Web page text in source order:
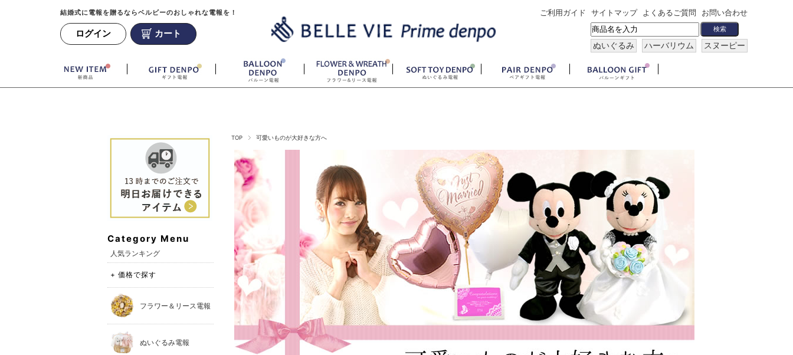
結婚式に電報を贈るならベルビーのおしゃれな電報を！
ログイン カート
ご利用ガイド サイトマップ よくあるご質問 お問い合わせ
ぬいぐるみ ハーバリウム スヌーピー
TOP 可愛いものが大好きな方へ
Category Menu
人気ランキング
+ 価格で探す
フラワー＆リース電報
ぬいぐるみ電報